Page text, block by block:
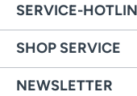
SERVICE-
SHOP SERVICE
NEWSLETTER